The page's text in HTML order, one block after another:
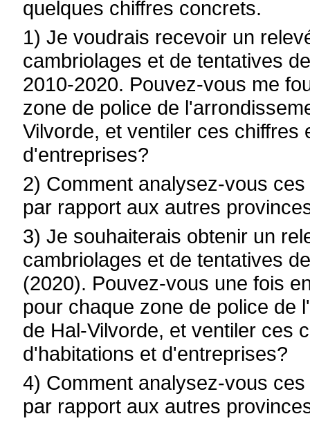
quelques chiffres concrets.
1) Je voudrais recevoir un
cambriolages et de tentatives
2010-2020. Pouvez-vous me
zone de police de
Vilvorde, et ventiler ces
d'entreprises?
2) Comment analysez-vous
par rapport aux autres
3) Je souhaiterais obtenir un
cambriolages et de tentatives
(2020). Pouvez-vous une fois
pour chaque zone de police de
de Hal-Vilvorde, et ventiler ces
d'habitations et d'entreprises?
4) Comment analysez-vous
par rapport aux autres